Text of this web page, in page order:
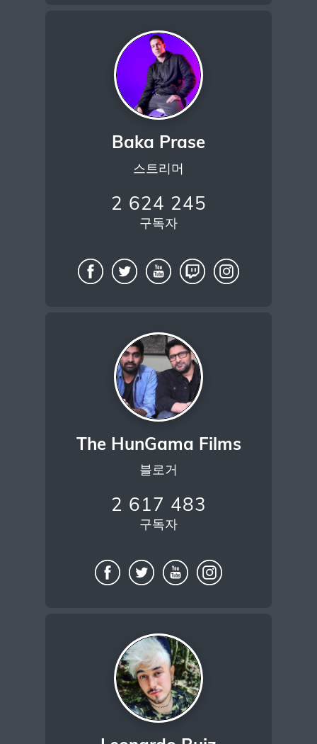
Baka Prase
스트리머
2 624 245
구독자
The HunGama Films
블로거
2 617 483
구독자